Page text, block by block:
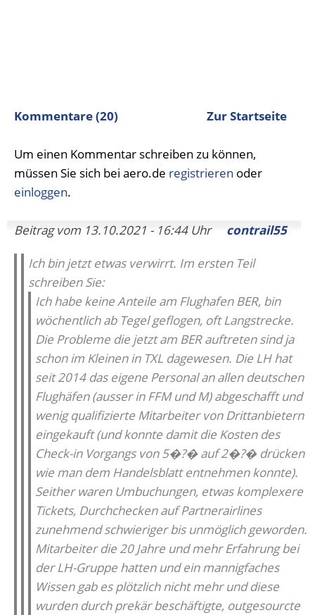
Kommentare (20) Zur Startseite
Um einen Kommentar schreiben zu können,
müssen Sie sich bei aero.de registrieren oder
einloggen.
Beitrag vom 13.10.2021 - 16:44 Uhr contrail55
Ich bin jetzt etwas verwirrt. Im ersten Teil
schreiben Sie:
Ich habe keine Anteile am Flughafen BER, bin
wöchentlich ab Tegel geflogen, oft Langstrecke.
Die Probleme die jetzt am BER auftreten sind ja
schon im Kleinen in TXL dagewesen. Die LH hat
seit 2014 das eigene Personal an allen deutschen
Flughäfen (ausser in FFM und M) abgeschafft und
wenig qualifizierte Mitarbeiter von Drittanbietern
eingekauft (und konnte damit die Kosten des
Check-in Vorgangs von 5�?� auf 2�?� drücken
wie man dem Handelsblatt entnehmen konnte).
Seither waren Umbuchungen, etwas komplexere
Tickets, Durchchecken auf Partnerairlines
zunehmend schwieriger bis unmöglich geworden.
Mitarbeiter die 20 Jahre und mehr Erfahrung bei
der LH-Gruppe hatten und ein mannigfaches
Wissen gab es plötzlich nicht mehr und diese
wurden durch prekär beschäftigte, outgesourcte